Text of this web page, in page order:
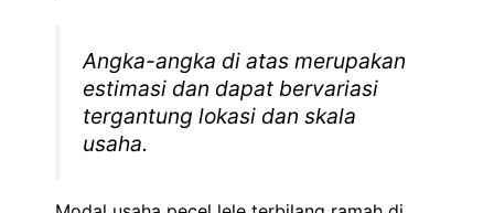
Angka-angka di atas merupakan
estimasi dan dapat bervariasi
tergantung lokasi dan skala
usaha.